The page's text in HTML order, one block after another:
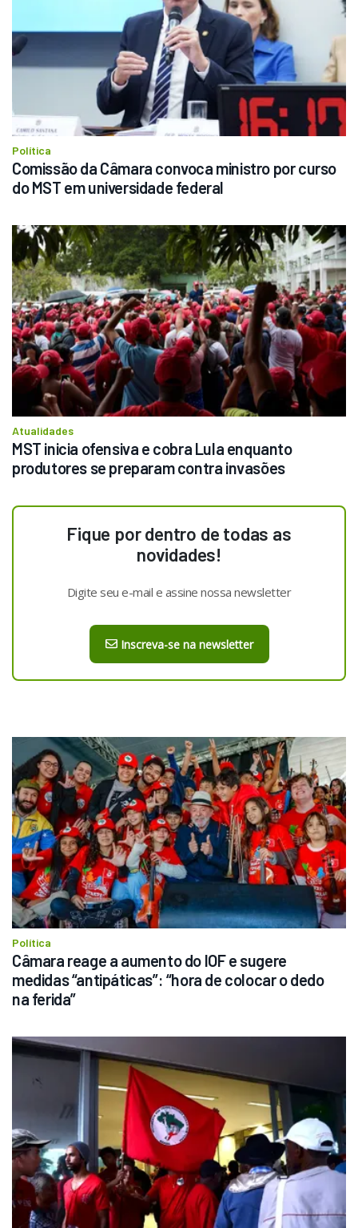
Política
Comissão da Câmara convoca ministro por curso
do MST em universidade federal
Atualidades
MST inicia ofensiva e cobra Lula enquanto
produtores se preparam contra invasões
Fique por dentro de todas as
novidades!
Digite seu e-mail e assine nossa newsletter
Inscreva-se na newsletter
Política
Câmara reage a aumento do IOF e sugere
medidas “antipáticas”: “hora de colocar o dedo
na ferida”